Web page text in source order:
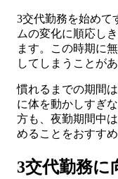
3交代勤務を始めて
ムの変化に順応し
ます。この時期に
してしまうことが
慣れるまでの期間
に体を動かしすぎ
方も、夜勤期間中
めることをおすすめ
3交代勤務に